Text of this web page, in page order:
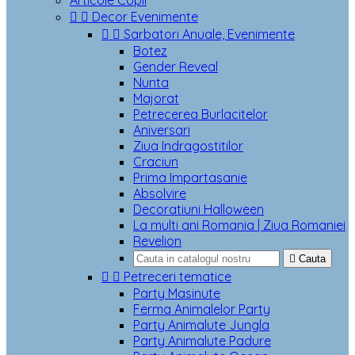
  Decor Evenimente
  Sarbatori Anuale, Evenimente
Botez
Gender Reveal
Nunta
Majorat
Petrecerea Burlacitelor
Aniversari
Ziua Indragostitilor
Craciun
Prima Impartasanie
Absolvire
Decoratiuni Halloween
La multi ani Romania | Ziua Romaniei
Revelion
 Cauta
  Petreceri tematice
Party Masinute
Ferma Animalelor Party
Party Animalute Jungla
Party Animalute Padure